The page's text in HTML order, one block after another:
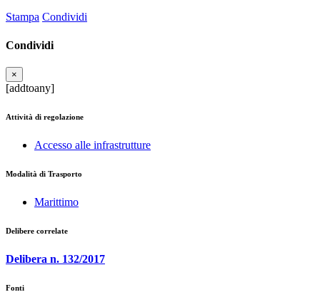
Stampa Condividi
Condividi
×
[addtoany]
Attività di regolazione
Accesso alle infrastrutture
Modalità di Trasporto
Marittimo
Delibere correlate
Delibera n. 132/2017
Fonti